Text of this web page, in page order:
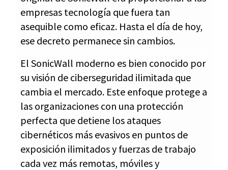
empresas tecnología que fuera tan
asequible como eficaz. Hasta el día de hoy,
ese decreto permanece sin cambios.
El SonicWall moderno es bien conocido por
su visión de ciberseguridad ilimitada que
cambia el mercado. Este enfoque protege a
las organizaciones con una protección
perfecta que detiene los ataques
cibernéticos más evasivos en puntos de
exposición ilimitados y fuerzas de trabajo
cada vez más remotas, móviles y